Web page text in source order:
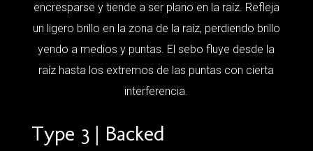
encresparse y tiende a ser plano en la raíz. Refleja
un ligero brillo en la zona de la raíz, perdiendo brillo
yendo a medios y puntas. El sebo fluye desde la
raíz hasta los extremos de las puntas con cierta
interferencia.
Type 3 | Backed